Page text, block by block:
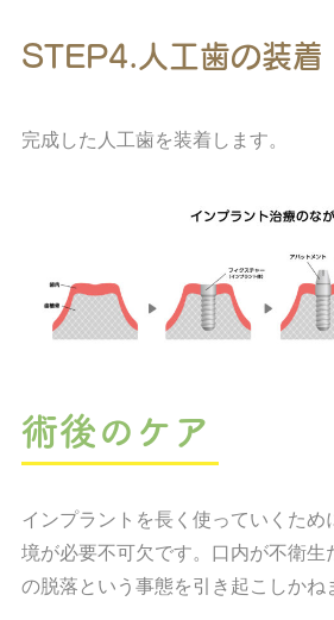
STEP4.人工歯の装着
完成した人工歯を装着します。
術後のケア
インプラントを長く使っていくため
境が必要不可欠です。口内が不衛生
の脱落という事態を引き起こしかね